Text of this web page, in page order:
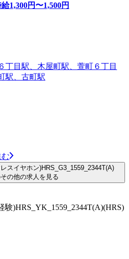
給1,300円〜1,500円
丁目駅、木屋町駅、萱町６丁目
駅、古町駅
スイヤホン)HRS_G3_1559_2344T(A)
の他の求人を見る
)HRS_YK_1559_2344T(A)(HRS)